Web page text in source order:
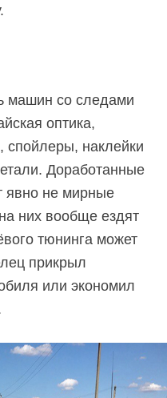
машин со следами
оптика,
спойлеры, наклейки
Доработанные
явно не мирные
них вообще ездят
тюнинга может
прикрыл
или экономил